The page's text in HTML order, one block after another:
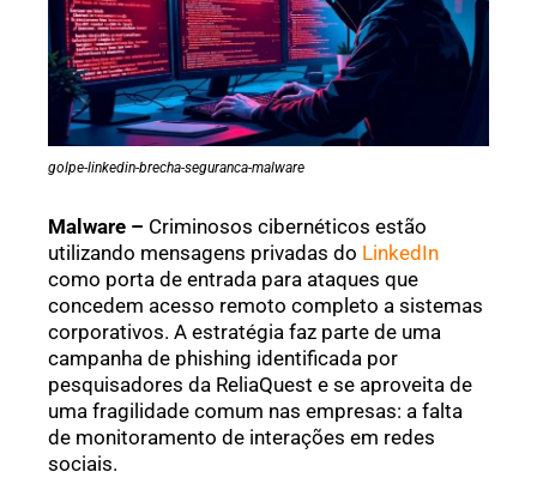
golpe-linkedin-brecha-seguranca-malware
Malware – Criminosos cibernéticos estão
utilizando mensagens privadas do LinkedIn
como porta de entrada para ataques que
concedem acesso remoto completo a sistemas
corporativos. A estratégia faz parte de uma
campanha de phishing identificada por
pesquisadores da ReliaQuest e se aproveita de
uma fragilidade comum nas empresas: a falta
de monitoramento de interações em redes
sociais.